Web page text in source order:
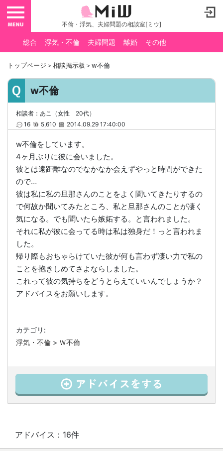
toggle navigation
不倫・浮気、夫婦問題の相談室[ミウ]
総合 浮気・不倫 夫婦問題 離婚 その他
トップページ ＞相談掲示板 ＞w不倫
w不倫
相談者：あこ（女性 20代）
16
5,610 2014.09.29 17:40:00
w不倫をしています。
4ヶ月ぶりに彼に会いました。
彼とは遠距離なのでなかなか会えずやっと時間ができた
ので…
彼は私に私の旦那さんのことをよく聞いてきたりするの
で何故か聞いてみたところ、私と旦那さんのことが凄く
気になる。でも聞いたら嫉妬する。と言われました。
それに私が彼に会ってる時は私は独身だ！っと言われま
した。
帰り際もおちゃらけていた彼が何も言わず凄い力で私の
ことを抱きしめてさよならしました。
これって彼の気持ちをどうとらえていいんでしょうか？
アドバイスをお願いします。
カテゴリ:
浮気・不倫 > Ｗ不倫
アドバイス：16件